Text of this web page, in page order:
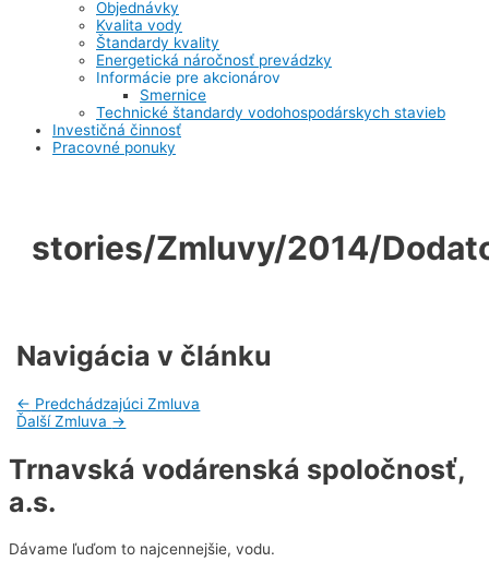
Objednávky
Kvalita vody
Štandardy kvality
Energetická náročnosť prevádzky
Informácie pre akcionárov
Smernice
Technické štandardy vodohospodárskych stavieb
Investičná činnosť
Pracovné ponuky
stories/Zmluvy/2014/
Navigácia v článku
← Predchádzajúci Zmluva
Ďalší Zmluva →
Trnavská vodárenská spoločnosť,
a.s.
Dávame ľuďom to najcennejšie, vodu.